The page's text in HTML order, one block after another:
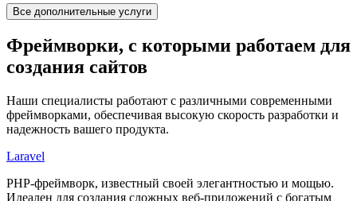
Все дополнительные услуги
Фреймворки, с которыми работаем для
создания сайтов
Наши специалисты работают с различными современными
фреймворками, обеспечивая высокую скорость разработки и
надежность вашего продукта.
Laravel
PHP-фреймворк, известный своей элегантностью и мощью.
Идеален для создания сложных веб-приложений с богатым